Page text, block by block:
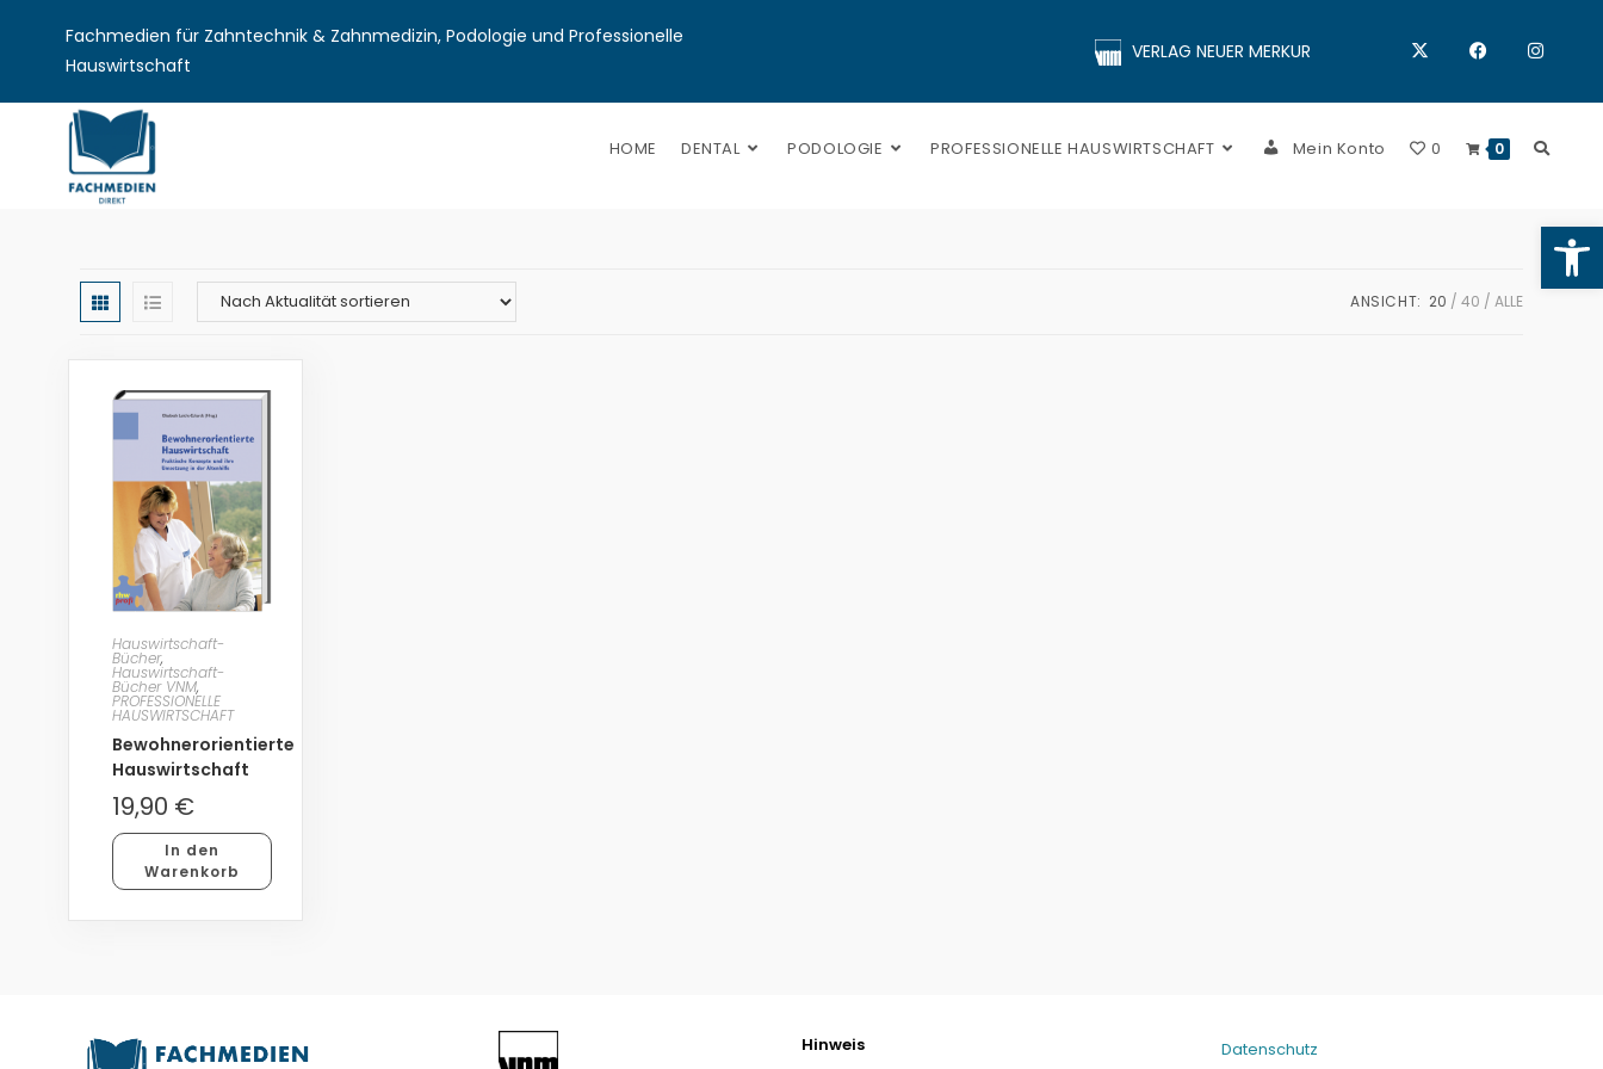
Fachmedien für Zahntechnik & Zahnmedizin, Podologie und Professionelle
Hauswirtschaft
VERLAG NEUER MERKUR
HOME DENTAL PODOLOGIE PROFESSIONELLE HAUSWIRTSCHAFT Mein Konto 0 0
ANSICHT: 20 40 ALLE
Hauswirtschaft-
Bücher,
Hauswirtschaft-
Bücher VNM,
PROFESSIONELLE
HAUSWIRTSCHAFT
Bewohnerorientierte
Hauswirtschaft
19,90 €
In den
Warenkorb
Hinweis Datenschutz